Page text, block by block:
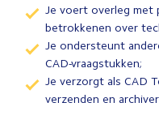
Je voert overleg met
betrokkenen over
Je ondersteunt
CAD-vraagstukken;
Je verzorgt als CAD
verzenden en